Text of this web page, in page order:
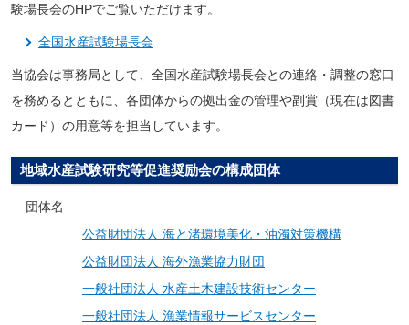
験場長会のHPでご覧いただけます。
全国水産試験場長会
当協会は事務局として、全国水産試験場長会との連絡・調整の窓口
を務めるとともに、各団体からの拠出金の管理や副賞（現在は図書
カード）の用意等を担当しています。
地域水産試験研究等促進奨励会の構成団体
団体名
公益財団法人 海と渚環境美化・油濁対策機構
公益財団法人 海外漁業協力財団
一般社団法人 水産土木建設技術センター
一般社団法人 漁業情報サービスセンター